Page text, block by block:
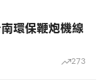
環保鞭炮機線
273